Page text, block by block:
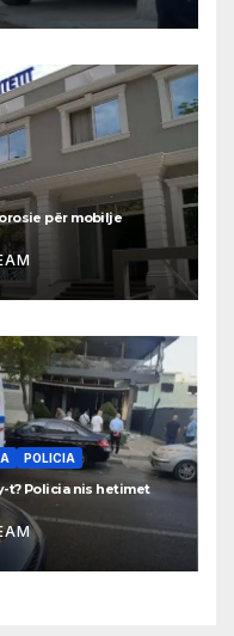
për mobilje
POLICIA
t? Policia nis hetimet